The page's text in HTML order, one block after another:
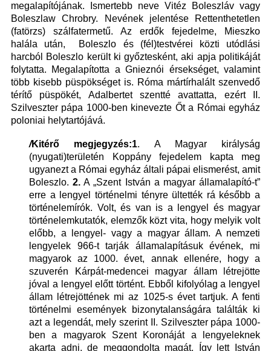
megalapítójának. Ismertebb neve Vitéz Boleszláv vagy
Boleszlaw Chrobry. Nevének jelentése Rettenthetetlen
(fatörzs) szálfatermetű. Az erdők fejedelme, Mieszko
halála után, Boleszlo és (fél)testvérei közti utódlási
harcból Boleszlo került ki győztesként, aki apja politikáját
folytatta. Megalapította a Gnieznói érsekséget, valamint
több kisebb püspökséget is. Róma mártírhalált szenvedő
térítő püspökét, Adalbertet szentté avattatta, ezért II.
Szilveszter pápa 1000-ben kinevezte Őt a Római egyház
poloniai helytartójává.
/Kitérő megjegyzés:1. A Magyar királyság
(nyugati)területén Koppány fejedelem kapta meg
ugyanezt a Római egyház általi pápai elismerést, amit
Boleszlo.2. A „Szent István a magyar államalapító-t”
erre a lengyel történelmi tényre ültették rá később a
történelemírók. Volt, és van is a lengyel és magyar
történelemkutatók, elemzők közt vita, hogy melyik volt
előbb, a lengyel- vagy a magyar állam. A nemzeti
lengyelek 966-t tarják államalapításuk évének, mi
magyarok az 1000. évet, annak ellenére, hogy a
szuverén Kárpát-medencei magyar állam létrejötte
jóval a lengyel előtt történt. Ebből kifolyólag a lengyel
állam létrejöttének mi az 1025-s évet tartjuk. A fenti
történelmi események bizonytalanságára találták ki
azt a legendát, mely szerint II. Szilveszter pápa 1000-
ben a magyarok Szent Koronáját a lengyeleknek
akarta adni, de meggondolta magát. Így lett István